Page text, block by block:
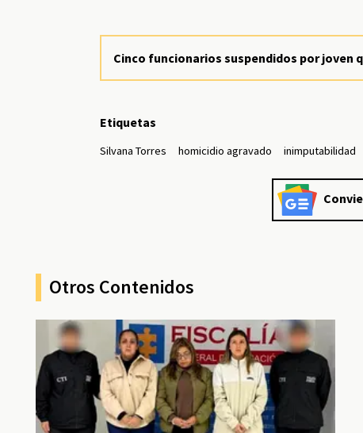
Cinco funcionarios suspendidos por joven
Etiquetas
Silvana Torres homicidio agravado inimputabilidad
Otros Contenidos